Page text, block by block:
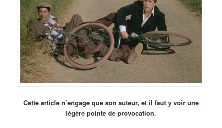
Cette article n’engage que son auteur, et il faut y voir une
légère pointe de provocation.